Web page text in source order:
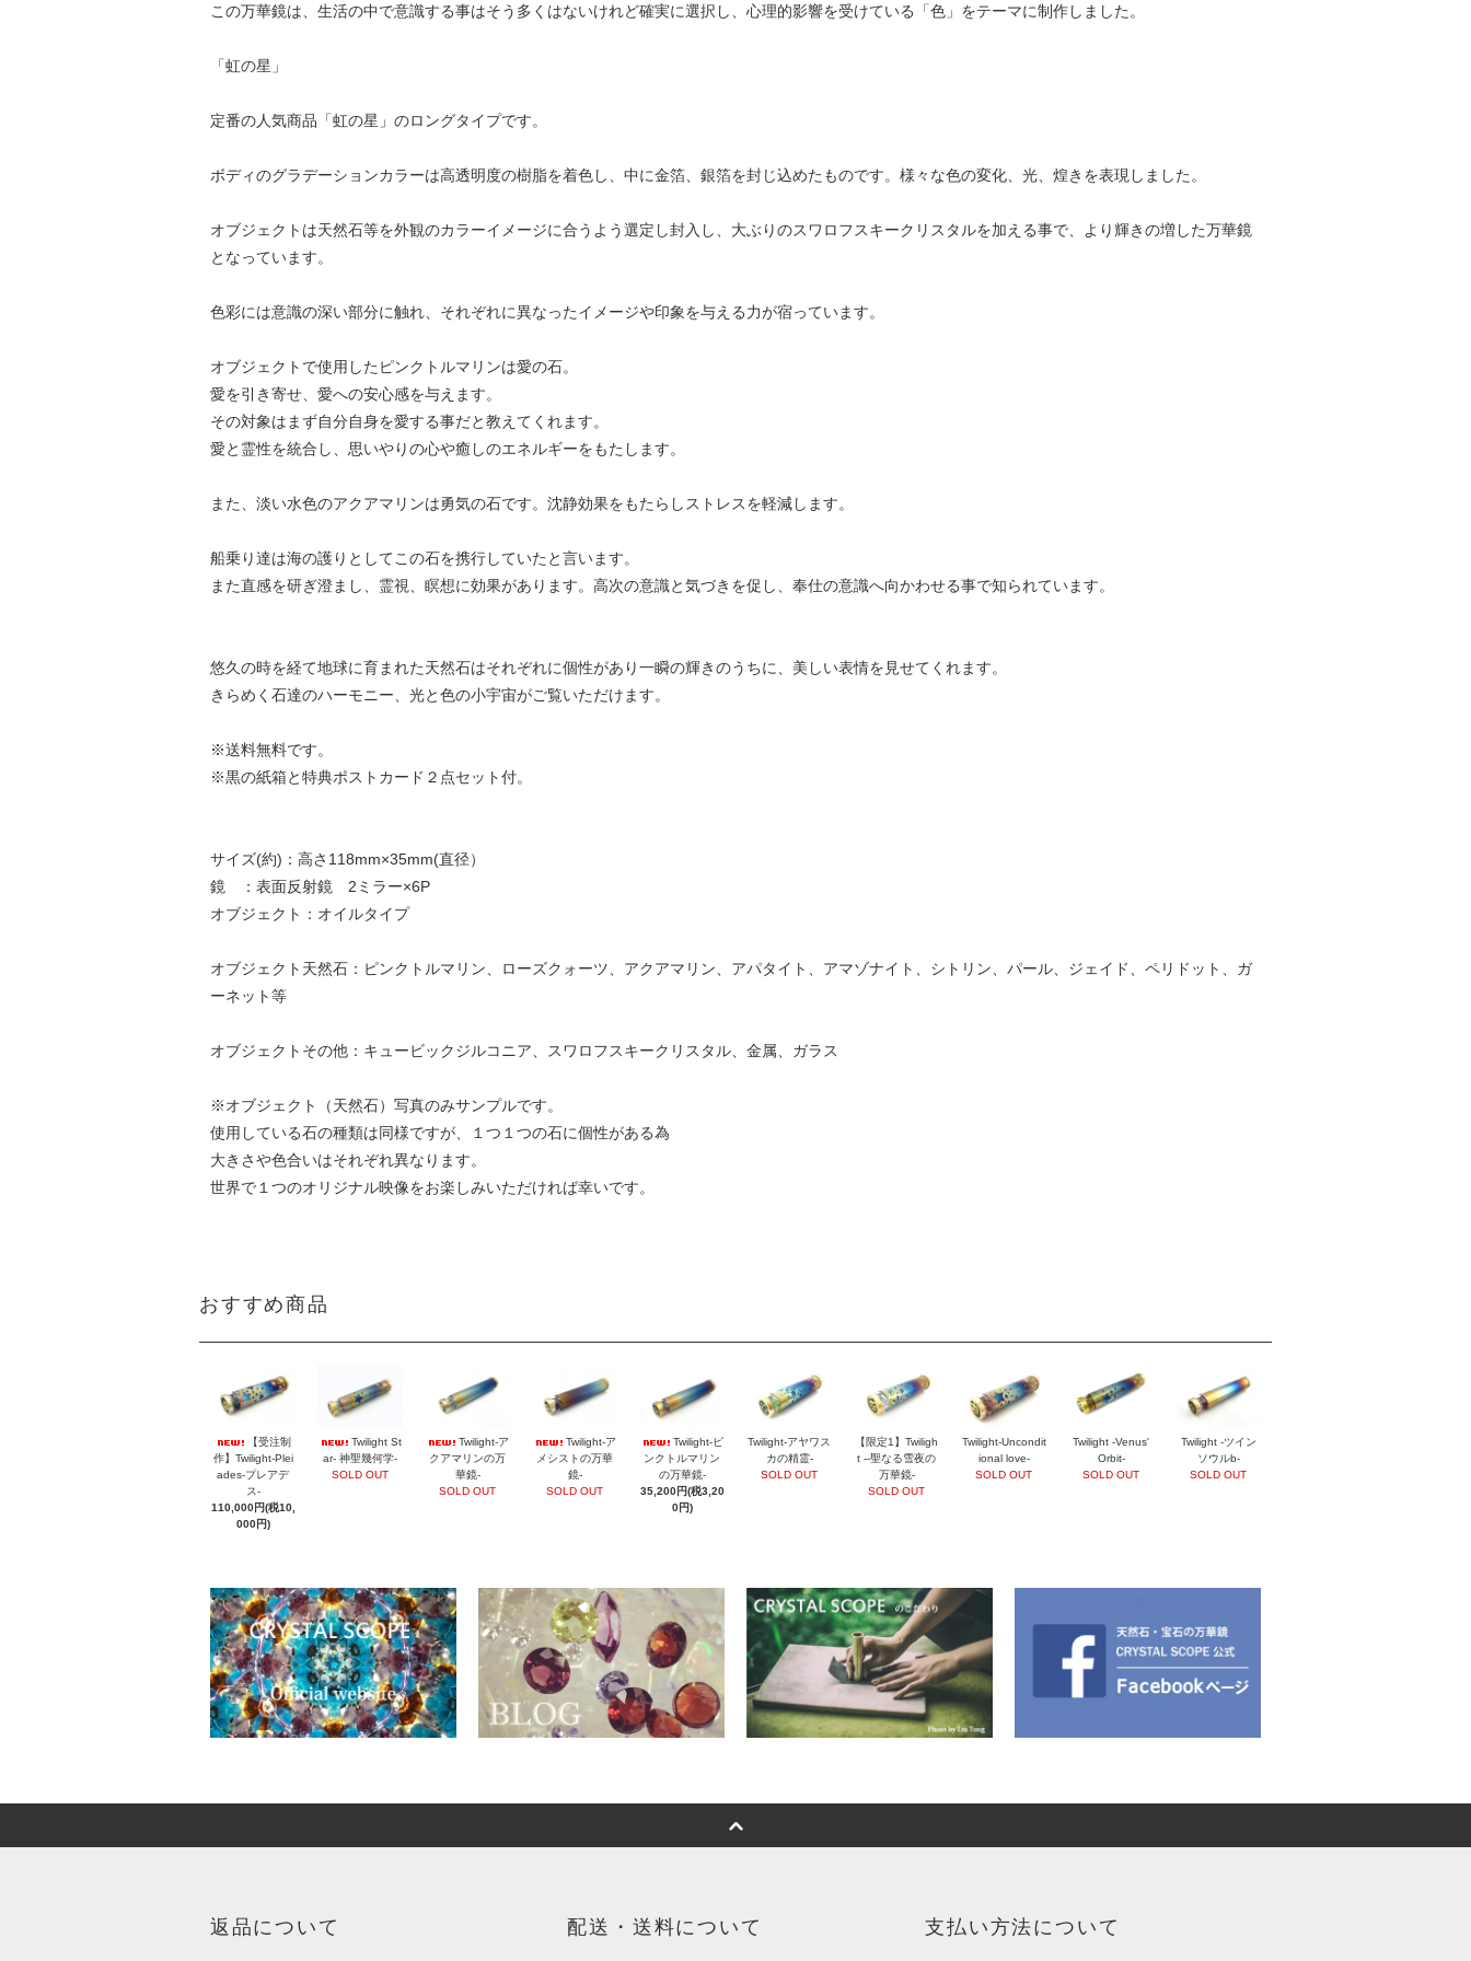
この万華鏡は、生活の中で意識する事はそう多くはないけれど確実に選択し、心理的影響を受けている「色」をテーマに制作しました。
「虹の星」
定番の人気商品「虹の星」のロングタイプです。
ボディのグラデーションカラーは高透明度の樹脂を着色し、中に金箔、銀箔を封じ込めたものです。様々な色の変化、光、煌きを表現しました。
オブジェクトは天然石等を外観のカラーイメージに合うよう選定し封入し、大ぶりのスワロフスキークリスタルを加える事で、より輝きの増した万華鏡
となっています。
色彩には意識の深い部分に触れ、それぞれに異なったイメージや印象を与える力が宿っています。
オブジェクトで使用したピンクトルマリンは愛の石。
愛を引き寄せ、愛への安心感を与えます。
その対象はまず自分自身を愛する事だと教えてくれます。
愛と霊性を統合し、思いやりの心や癒しのエネルギーをもたします。
また、淡い水色のアクアマリンは勇気の石です。沈静効果をもたらしストレスを軽減します。
船乗り達は海の護りとしてこの石を携行していたと言います。
また直感を研ぎ澄まし、霊視、瞑想に効果があります。高次の意識と気づきを促し、奉仕の意識へ向かわせる事で知られています。
悠久の時を経て地球に育まれた天然石はそれぞれに個性があり一瞬の輝きのうちに、美しい表情を見せてくれます。
きらめく石達のハーモニー、光と色の小宇宙がご覧いただけます。
※送料無料です。
※黒の紙箱と特典ポストカード２点セット付。
サイズ(約)：高さ118mm×35mm(直径）
鏡 ：表面反射鏡 2ミラー×6P
オブジェクト：オイルタイプ
オブジェクト天然石：ピンクトルマリン、ローズクォーツ、アクアマリン、アパタイト、アマゾナイト、シトリン、パール、ジェイド、ペリドット、ガ
ーネット等
オブジェクトその他：キュービックジルコニア、スワロフスキークリスタル、金属、ガラス
※オブジェクト（天然石）写真のみサンプルです。
使用している石の種類は同様ですが、１つ１つの石に個性がある為
大きさや色合いはそれぞれ異なります。
世界で１つのオリジナル映像をお楽しみいただければ幸いです。
おすすめ商品
【受注制
作】Twilight-Plei
ades-プレアデ
ス-
110,000円(税10,
000円)
Twilight St
ar- 神聖幾何学-
SOLD OUT
Twilight-ア
クアマリンの万
華鏡-
SOLD OUT
Twilight-ア
メシストの万華
鏡-
SOLD OUT
Twilight-ピ
ンクトルマリン
の万華鏡-
35,200円(税3,20
0円)
Twilight-アヤワス
カの精霊-
SOLD OUT
【限定1】Twiligh
t --聖なる雪夜の
万華鏡-
SOLD OUT
Twilight-Uncondit
ional love-
SOLD OUT
Twilight -Venus'
Orbit-
SOLD OUT
Twilight -ツイン
ソウルb-
SOLD OUT
返品について 配送・送料について 支払い方法について